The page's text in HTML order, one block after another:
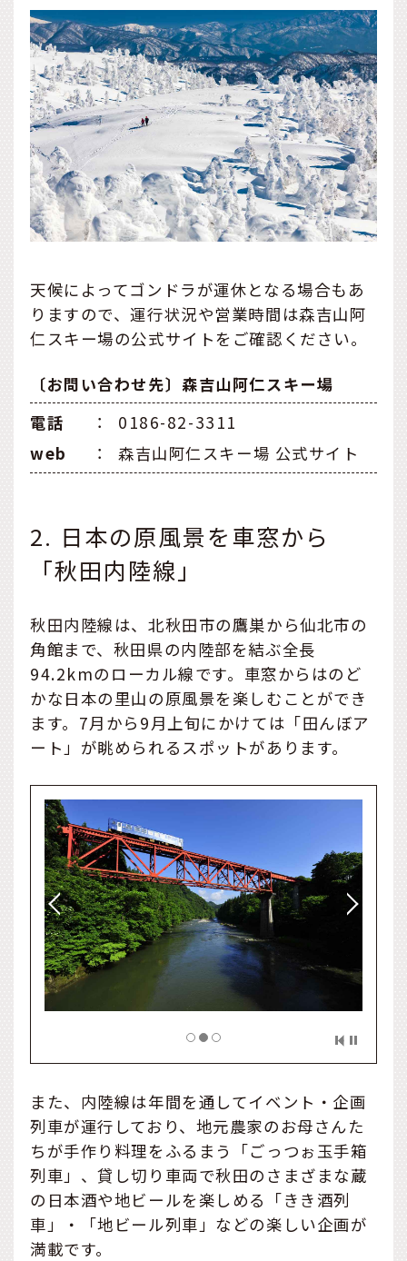
天候によってゴンドラが運休となる場合もあ
りますので、運行状況や営業時間は森吉山阿
仁スキー場の公式サイトをご確認ください。
〔お問い合わせ先〕森吉山阿仁スキー場
電話
：
0186-82-3311
web
： 森吉山阿仁スキー場 公式サイト
2. 日本の原風景を車窓から
「秋田内陸線」
秋田内陸線は、北秋田市の鷹巣から仙北市の
角館まで、秋田県の内陸部を結ぶ全長
94.2kmのローカル線です。車窓からはのど
かな日本の里山の原風景を楽しむことができ
ます。7月から9月上旬にかけては「田んぼア
ート」が眺められるスポットがあります。
また、内陸線は年間を通してイベント・企画
列車が運行しており、地元農家のお母さんた
ちが手作り料理をふるまう「ごっつぉ玉手箱
列車」、貸し切り車両で秋田のさまざまな蔵
の日本酒や地ビールを楽しめる「きき酒列
車」・「地ビール列車」などの楽しい企画が
満載です。